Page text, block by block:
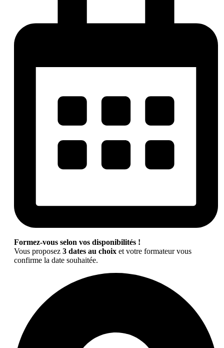
Formez-vous selon vos disponibilités !
Vous proposez 3 dates au choix et votre formateur vous
confirme la date souhaitée.